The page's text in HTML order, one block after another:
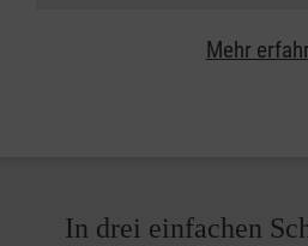
Mehr
In drei einfachen